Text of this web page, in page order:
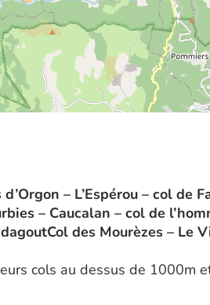
– L’Espérou – col de
– Caucalan – col de
des Mourèzes – Le
cols au dessus de 1000m